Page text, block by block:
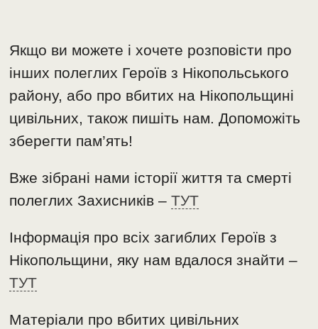
Якщо ви можете і хочете розповісти про
інших полеглих Героїв з Нікопольського
району, або про вбитих на Нікопольщині
цивільних, також пишіть нам. Допоможіть
зберегти пам’ять!
Вже зібрані нами історії життя та смерті
полеглих Захисників –ТУТ
Інформація про всіх загиблих Героїв з
Нікопольщини, яку нам вдалося знайти –
ТУТ
Матеріали про вбитих цивільних